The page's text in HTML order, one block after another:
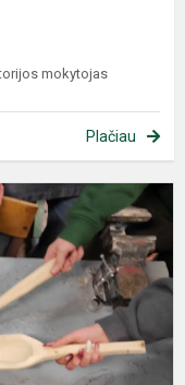
mokytojas
Plačiau